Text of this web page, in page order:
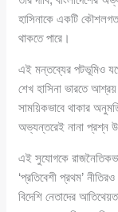
হাসিনাকে একটি কৌশলগত
থাকতে পারে।
এই মন্তব্যের পটভূমিও
শেখ হাসিনা ভারতে
সাময়িকভাবে থাকার
অভ্যন্তরেই নানা প্রশ্ন
এই সুযোগকে
‘প্রতিবেশী প্রথম’
বিদেশি নেতাদের